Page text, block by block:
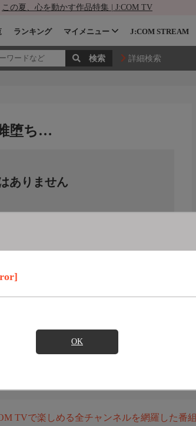
この夏、心を動かす作品特集 | J:COM TV
ランキング マイメニュー J:COM STREAM
詳細検索
OK
堕ち…
ありません
TVで楽しめる全チャンネルを網羅した番